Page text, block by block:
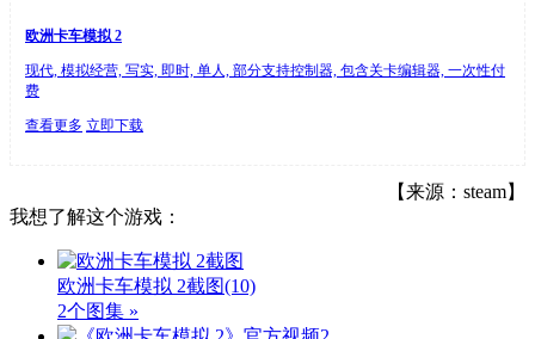
欧洲卡车模拟 2
现代, 模拟经营, 写实, 即时, 单人, 部分支持控制器, 包含关卡编辑器, 一次性付
费
查看更多 立即下载
【来源：steam】
我想了解这个游戏：
欧洲卡车模拟 2截图(10)
2个图集 »